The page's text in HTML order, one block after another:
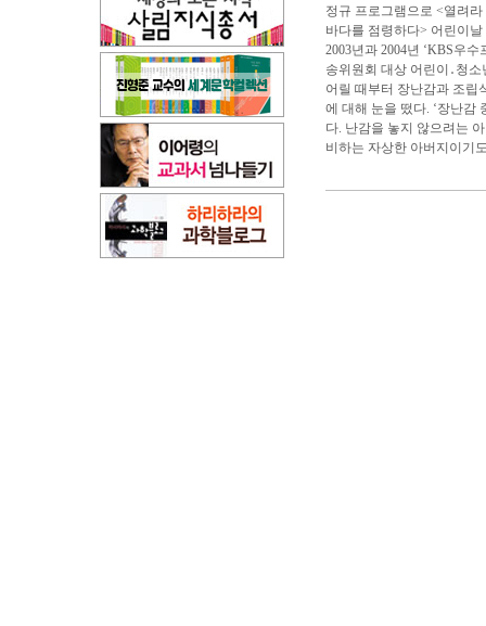
정규 프로그램으로 <열려
바다를 점령하다> 어린이
2003년과 2004년 ‘KBS우
송위원회 대상 어린이․청
어릴 때부터 장난감과 조립
에 대해 눈을 떴다. ‘장난감
다. 난감을 놓지 않으려는
비하는 자상한 아버지이기